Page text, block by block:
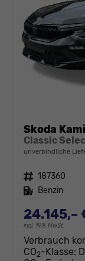
Skoda
unverbindliche
Fahrzeugnr. 187360
Kraftstoff Benzin
24.145,–
incl. 19% MwSt.
Verbrauch
CO2-Klasse: D